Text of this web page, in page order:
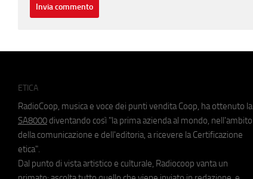
ETICA
RadioCoop, musica e voce dei punti vendita Coop, ha ottenuto la
SA8000 diventando così "la prima azienda al mondo, nell'ambito
della comunicazione e dell'editoria, a ricevere la Certificazione
etica".
Dal punto di vista artistico e culturale, Radiocoop vanta un